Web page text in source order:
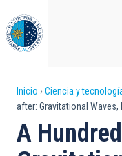
al
contenido
principal
Sobrescribir
enlaces
de
Inicio Ciencia y
after: Gravitational Waves,
A